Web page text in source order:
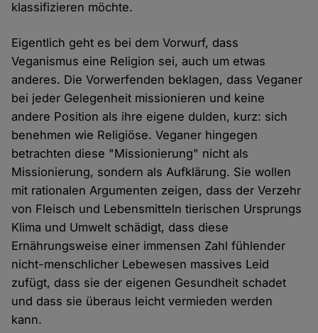
klassifizieren möchte.
Eigentlich geht es bei dem Vorwurf, dass
Veganismus eine Religion sei, auch um etwas
anderes. Die Vorwerfenden beklagen, dass Veganer
bei jeder Gelegenheit missionieren und keine
andere Position als ihre eigene dulden, kurz: sich
benehmen wie Religiöse. Veganer hingegen
betrachten diese "Missionierung" nicht als
Missionierung, sondern als Aufklärung. Sie wollen
mit rationalen Argumenten zeigen, dass der Verzehr
von Fleisch und Lebensmitteln tierischen Ursprungs
Klima und Umwelt schädigt, dass diese
Ernährungsweise einer immensen Zahl fühlender
nicht-menschlicher Lebewesen massives Leid
zufügt, dass sie der eigenen Gesundheit schadet
und dass sie überaus leicht vermieden werden
kann.